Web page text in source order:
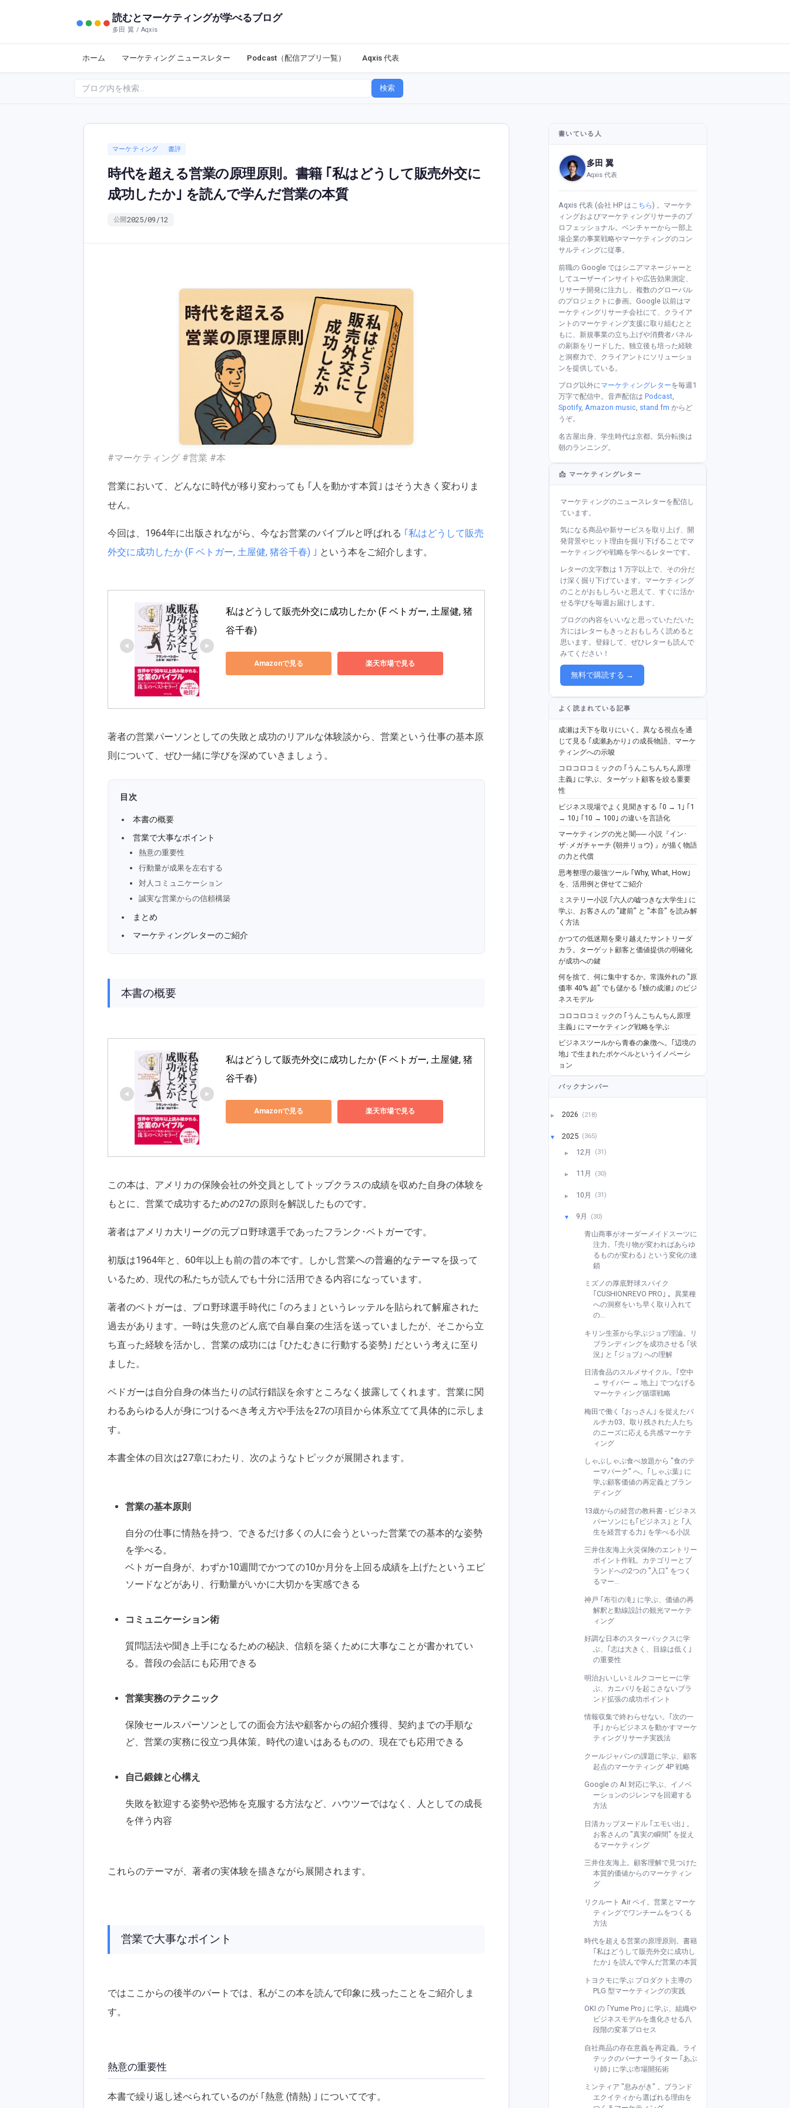
読むとマーケティングが学べるブログ
多田 翼 / Aqxis
ホーム マーケティング ニュースレター Podcast（配信アプリ一覧） Aqxis 代表
検索
マーケティング 書評
時代を超える営業の原理原則。書籍 ｢私はどうして販売外交に
成功したか｣ を読んで学んだ営業の本質
公開2025/09/12
#マーケティング #営業 #本
営業において、どんなに時代が移り変わっても ｢人を動かす本質｣ はそう大きく変わりま
せん。
今回は、1964年に出版されながら、今なお営業のバイブルと呼ばれる ｢私はどうして販売
外交に成功したか (F ベトガー, 土屋健, 猪谷千春) ｣ という本をご紹介します。
私はどうして販売外交に成功したか (F ベトガー, 土屋健, 猪
谷千春)
Amazonで見る 楽天市場で見る
著者の営業パーソンとしての失敗と成功のリアルな体験談から、営業という仕事の基本原
則について、ぜひ一緒に学びを深めていきましょう。
目次
本書の概要
営業で大事なポイント
熱意の重要性
行動量が成果を左右する
対人コミュニケーション
誠実な営業からの信頼構築
まとめ
マーケティングレターのご紹介
本書の概要
私はどうして販売外交に成功したか (F ベトガー, 土屋健, 猪
谷千春)
Amazonで見る 楽天市場で見る
この本は、アメリカの保険会社の外交員としてトップクラスの成績を収めた自身の体験を
もとに、営業で成功するための27の原則を解説したものです。
著者はアメリカ大リーグの元プロ野球選手であったフランク･ベトガーです。
初版は1964年と、60年以上も前の昔の本です。しかし営業への普遍的なテーマを扱って
いるため、現代の私たちが読んでも十分に活用できる内容になっています。
著者のベトガーは、プロ野球選手時代に ｢のろま｣ というレッテルを貼られて解雇された
過去があります。一時は失意のどん底で自暴自棄の生活を送っていましたが、そこから立
ち直った経験を活かし、営業の成功には ｢ひたむきに行動する姿勢｣ だという考えに至り
ました。
ベドガーは自分自身の体当たりの試行錯誤を余すところなく披露してくれます。営業に関
わるあらゆる人が身につけるべき考え方や手法を27の項目から体系立てて具体的に示しま
す。
本書全体の目次は27章にわたり、次のようなトピックが展開されます。
営業の基本原則
自分の仕事に情熱を持つ、できるだけ多くの人に会うといった営業での基本的な姿勢
を学べる。
ベトガー自身が、わずか10週間でかつての10か月分を上回る成績を上げたというエピ
ソードなどがあり、行動量がいかに大切かを実感できる
コミュニケーション術
質問話法や聞き上手になるための秘訣、信頼を築くために大事なことが書かれてい
る。普段の会話にも応用できる
営業実務のテクニック
保険セールスパーソンとしての面会方法や顧客からの紹介獲得、契約までの手順な
ど、営業の実務に役立つ具体策。時代の違いはあるものの、現在でも応用できる
自己鍛錬と心構え
失敗を歓迎する姿勢や恐怖を克服する方法など、ハウツーではなく、人としての成長
を伴う内容
これらのテーマが、著者の実体験を描きながら展開されます。
営業で大事なポイント
ではここからの後半のパートでは、私がこの本を読んで印象に残ったことをご紹介しま
す。
熱意の重要性
本書で繰り返し述べられているのが ｢熱意 (情熱) ｣ についてです。
書いている人
多田 翼
Aqxis 代表
Aqxis 代表 (会社 HP はこちら) 。マーケテ
ィングおよびマーケティングリサーチのプ
ロフェッショナル。ベンチャーから一部上
場企業の事業戦略やマーケティングのコン
サルティングに従事。
前職の Google ではシニアマネージャーと
してユーザーインサイトや広告効果測定、
リサーチ開発に注力し、複数のグローバル
のプロジェクトに参画。Google 以前はマ
ーケティングリサーチ会社にて、クライア
ントのマーケティング支援に取り組むとと
もに、新規事業の立ち上げや消費者パネル
の刷新をリードした。独立後も培った経験
と洞察力で、クライアントにソリューショ
ンを提供している。
ブログ以外にマーケティングレターを毎週1
万字で配信中。音声配信は Podcast,
Spotify, Amazon music, stand.fm からど
うぞ。
名古屋出身、学生時代は京都。気分転換は
朝のランニング。
📩 マーケティングレター
マーケティングのニュースレターを配信し
ています。
気になる商品や新サービスを取り上げ、開
発背景やヒット理由を掘り下げることでマ
ーケティングや戦略を学べるレターです。
レターの文字数は 1 万字以上で、その分だ
け深く掘り下げています。マーケティング
のことがおもしろいと思えて、すぐに活か
せる学びを毎週お届けします。
ブログの内容をいいなと思っていただいた
方にはレターもきっとおもしろく読めると
思います。登録して、ぜひレターも読んで
みてください！
無料で購読する →
よく読まれている記事
成瀬は天下を取りにいく。異なる視点を通
じて見る ｢成瀬あかり｣ の成長物語、マーケ
ティングへの示唆
コロコロコミックの ｢うんこちんちん原理
主義｣ に学ぶ、ターゲット顧客を絞る重要
性
ビジネス現場でよく見聞きする ｢0 → 1｣ ｢1
→ 10｣ ｢10 → 100｣ の違いを言語化
マーケティングの光と闇── 小説『イン･
ザ･メガチャーチ (朝井リョウ) 』が描く物語
の力と代償
思考整理の最強ツール ｢Why, What, How｣
を、活用例と併せてご紹介
ミステリー小説 ｢六人の嘘つきな大学生｣ に
学ぶ、お客さんの "建前" と "本音" を読み解
く方法
かつての低迷期を乗り越えたサントリーダ
カラ。ターゲット顧客と価値提供の明確化
が成功への鍵
何を捨て、何に集中するか。常識外れの "原
価率 40% 超" でも儲かる ｢鰻の成瀬｣ のビジ
ネスモデル
コロコロコミックの ｢うんこちんちん原理
主義｣ にマーケティング戦略を学ぶ
ビジネスツールから青春の象徴へ。｢辺境の
地｣ で生まれたポケベルというイノベーシ
ョン
バックナンバー
► 2026 (218)
▼ 2025 (365)
► 12月 (31)
► 11月 (30)
► 10月 (31)
▼ 9月 (30)
青山商事がオーダーメイドスーツに
注力。｢売り物が変わればあらゆ
るものが変わる｣ という変化の連
鎖
ミズノの厚底野球スパイク
｢CUSHIONREVO PRO｣ 。異業種
への洞察をいち早く取り入れて
の...
キリン生茶から学ぶジョブ理論。リ
ブランディングを成功させる ｢状
況｣ と ｢ジョブ｣ への理解
日清食品のスルメサイクル。｢空中
→ サイバー → 地上｣ でつなげる
マーケティング循環戦略
梅田で働く ｢おっさん｣ を捉えたバ
ルチカ03。取り残された人たち
のニーズに応える共感マーケテ
ィング
しゃぶしゃぶ食べ放題から "食のテ
ーマパーク" へ。｢しゃぶ葉｣ に
学ぶ顧客価値の再定義とブラン
ディング
13歳からの経営の教科書 - ビジネス
パーソンにも｢ビジネス｣ と ｢人
生を経営する力｣ を学べる小説
三井住友海上火災保険のエントリー
ポイント作戦。カテゴリーとブ
ランドへの2つの "入口" をつく
るマー...
神戸 ｢布引の滝｣ に学ぶ、価値の再
解釈と動線設計の観光マーケテ
ィング
好調な日本のスターバックスに学
ぶ、｢志は大きく、目線は低く｣
の重要性
明治おいしいミルクコーヒーに学
ぶ、カニバリを起こさないブラ
ンド拡張の成功ポイント
情報収集で終わらせない。｢次の一
手｣ からビジネスを動かすマーケ
ティングリサーチ実践法
クールジャパンの課題に学ぶ、顧客
起点のマーケティング 4P 戦略
Google の AI 対応に学ぶ、イノベ
ーションのジレンマを回避する
方法
日清カップヌードル ｢エモい出｣ 。
お客さんの "真実の瞬間" を捉え
るマーケティング
三井住友海上。顧客理解で見つけた
本質的価値からのマーケティン
グ
リクルート Air ペイ。営業とマーケ
ティングでワンチームをつくる
方法
時代を超える営業の原理原則。書籍
｢私はどうして販売外交に成功し
たか｣ を読んで学んだ営業の本質
トヨクモに学ぶ プロダクト主導の
PLG 型マーケティングの実践
OKI の ｢Yume Pro｣ に学ぶ、組織や
ビジネスモデルを進化させる八
段階の変革プロセス
自社商品の存在意義を再定義。ライ
テックのバーナーライター ｢あぶ
り師｣ に学ぶ市場開拓術
ミンティア "息みがき" 。ブランド
エクイティから選ばれる理由を